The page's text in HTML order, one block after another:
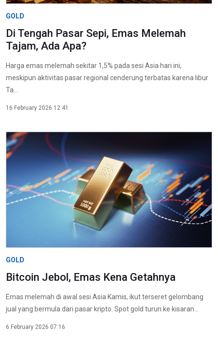
GOLD
Di Tengah Pasar Sepi, Emas Melemah
Tajam, Ada Apa?
Harga emas melemah sekitar 1,5% pada sesi Asia hari ini,
meskipun aktivitas pasar regional cenderung terbatas karena libur
Ta...
16 February 2026 12:41
GOLD
Bitcoin Jebol, Emas Kena Getahnya
Emas melemah di awal sesi Asia Kamis, ikut terseret gelombang
jual yang bermula dari pasar kripto. Spot gold turun ke kisaran...
6 February 2026 07:16